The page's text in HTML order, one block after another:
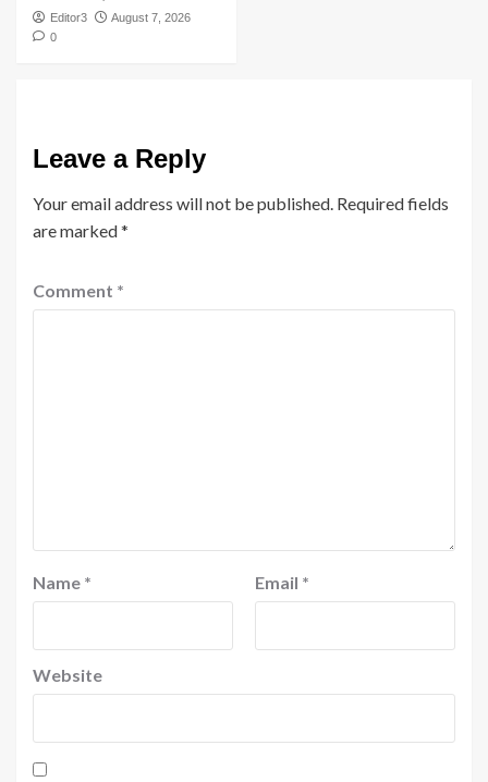
Editor3
August 7, 2026
0
Leave a Reply
Your email address will not be published. Required fields
are marked*
Comment *
Name * Email *
Website